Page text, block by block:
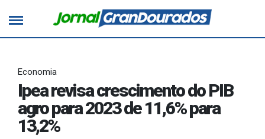
Economia
Ipea revisa crescimento do PIB
agro para 2023 de 11,6% para
13,2%